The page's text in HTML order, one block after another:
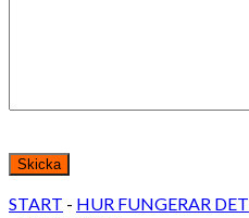
START - HUR FUNGERAR DET